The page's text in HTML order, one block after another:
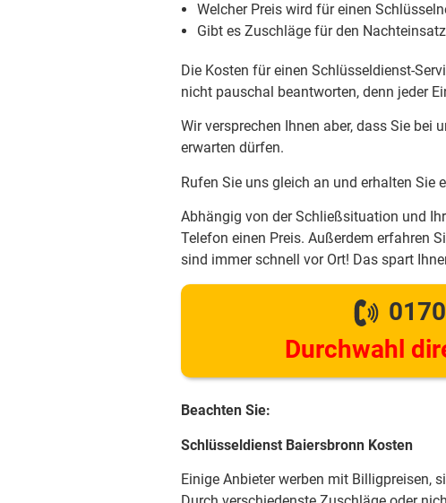
Welcher Preis wird für einen
Gibt es Zuschläge für den
Die Kosten für einen Schlüsseldienst-
nicht pauschal beantworten, denn jeder
Wir versprechen Ihnen aber, dass Sie bei
erwarten dürfen.
Rufen Sie uns gleich an und erhalten Sie
Abhängig von der Schließsituation und
Telefon einen Preis. Außerdem erfahren
sind immer schnell vor Ort! Das spart
Durchwahl
Beachten Sie:
Schlüsseldienst Baiersbronn Kosten
Einige Anbieter werben mit Billigpreisen,